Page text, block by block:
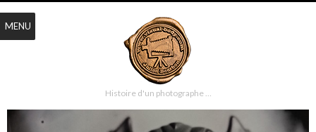
Histoire d'un photographe …
MENU